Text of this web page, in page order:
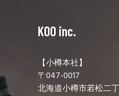
KOO inc.
【小樽本社】
〒047-0017
北海道小樽市若松二